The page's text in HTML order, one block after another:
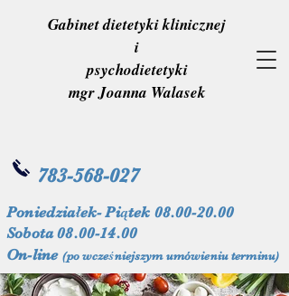
Gabinet dietetyki klinicznej
i
psychodietetyki
mgr Joanna Walasek
783-568-027
Poniedziałek- Piątek 08.00-20.00
Sobota08.00-14.00
On-line (po wcześniejszym umówieniu terminu)